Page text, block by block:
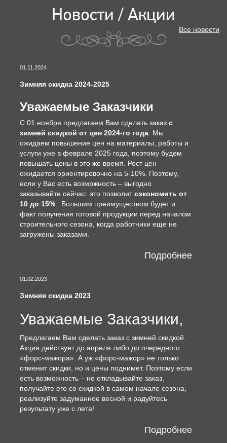
Новости / Акции
Все новости
01.11.2024
Зимняя скидка 2024-2025
Уважаемые Заказчики
С 01 ноября предлагаем Вам сделать заказ с
зимней скидкой от цен 2024-го года . Мы
ожидаем повышение цен на материалы, работы и
услуги уже в феврале 2025 года, поэтому будем
повышать цены в это же время. Рост цен
ожидается ориентировочно на 5-10%. Поэтому,
если у Вас есть возможность – выгодно
заказывайте сейчас: это позволитсэкономить от
10 до 15% . Большим преимуществом будет и
факт получения готовой продукции перед началом
строительного сезона, когда работники еще не
загружены заказами.
Подробнее
01.02.2023
Зимняя скидка 2023
Уважаемые Заказчики,
Предлагаем Вам сделать заказ с зимней скидкой.
Акция действует до апреля либо до очередного
«форс-мажора». А уж «форс-мажор» не только
отменит скидки, но и цены поднимет. Поэтому если
есть возможность – не откладывайте заказ,
получайте его со скидкой в самом начале сезона,
реализуйте задуманное весной и радуйтесь
результату уже с лета!
Подробнее